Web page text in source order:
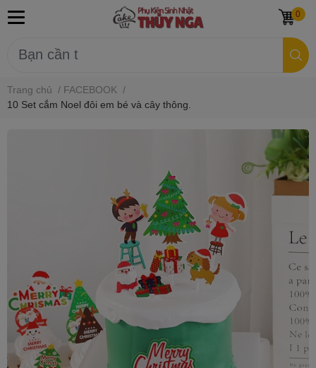
0
Trang chủ / FACEBOOK /
10 Set cắm Noel đôi em bé và cây thông.